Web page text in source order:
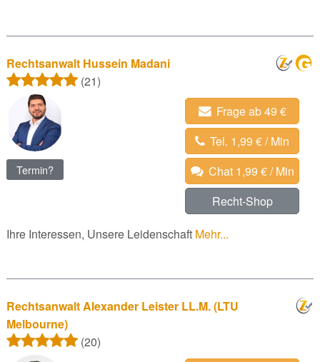
Rechtsanwalt Hussein Madani
(21)
Termin?
Frage ab 49 €
Tel. 1,99 € / Min
Chat 1,99 € / Min
Recht-Shop
Ihre Interessen, Unsere Leidenschaft Mehr...
Rechtsanwalt Alexander Leister LL.M. (LTU
Melbourne)
(20)